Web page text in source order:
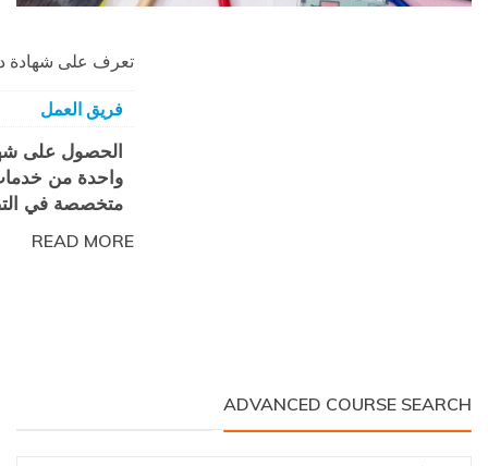
تعرف على شهادة
فريق العمل
الحصول على
واحدة من
متخصصة في
READ MORE
ADVANCED COURSE SEARCH